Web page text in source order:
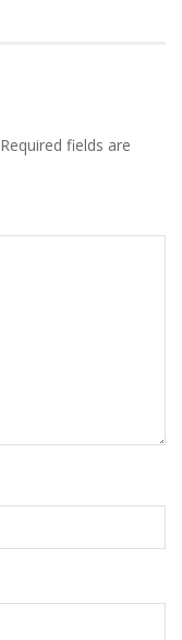
Required fields are